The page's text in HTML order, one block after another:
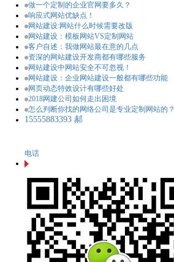
做一个定制的企业官网要多久？
响应式网站优缺点！
网站建设:网站什么时候需要改版
网站建设：模板网站VS定制网站
客户自述：我做网站最在意的几点
资深的网站建设开发商都有哪些服务
网站建设中网站安全不可忽视！
网站建设：企业网站建设一般都有哪些功能
网页动态特效设计有哪些好处
2018网建公司如何走出困境
怎么判断你找的网络公司是专业定制网站的？
15555883393 郝
电话